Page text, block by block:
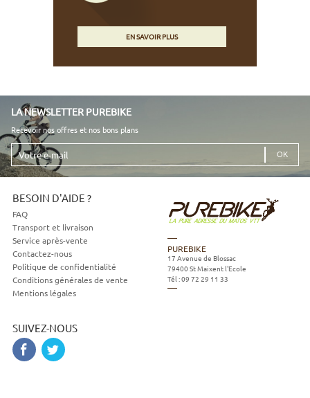
EN SAVOIR PLUS
LA NEWSLETTER PUREBIKE
Recevoir nos offres et nos bons plans
Votre
e-
mail
BESOIN D'AIDE ?
FAQ
Transport et livraison
Service après-vente
Contactez-nous
Politique de confidentialité
Conditions générales de vente
Mentions légales
SUIVEZ-NOUS
PUREBIKE
17 Avenue de Blossac
79400 St Maixent l'Ecole
Tél :09 72 29 11 33